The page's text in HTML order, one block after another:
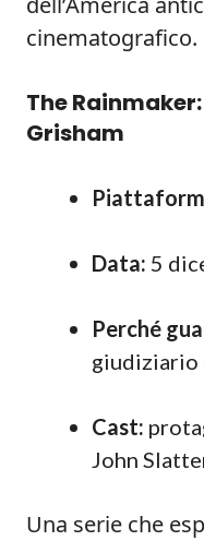
cinematografico.
The
Grisham
Data: 5
Perché
giudiziario
Cast:
John
Una serie che